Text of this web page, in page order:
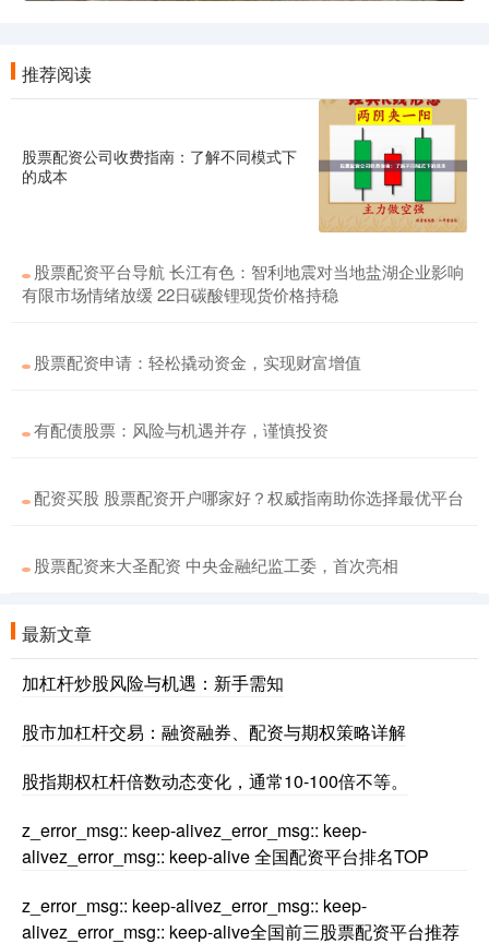
推荐阅读
股票配资公司收费指南：了解不同模式下
的成本
股票配资平台导航 长江有色：智利地震对当地盐湖企业影响
有限市场情绪放缓 22日碳酸锂现货价格持稳
股票配资申请：轻松撬动资金，实现财富增值
有配债股票：风险与机遇并存，谨慎投资
配资买股 股票配资开户哪家好？权威指南助你选择最优平台
股票配资来大圣配资 中央金融纪监工委，首次亮相
最新文章
加杠杆炒股风险与机遇：新手需知
股市加杠杆交易：融资融券、配资与期权策略详解
股指期权杠杆倍数动态变化，通常10-100倍不等。
z_error_msg:: keep-alivez_error_msg:: keep-
alivez_error_msg:: keep-alive 全国配资平台排名TOP
z_error_msg:: keep-alivez_error_msg:: keep-
alivez_error_msg:: keep-alive全国前三股票配资平台推荐